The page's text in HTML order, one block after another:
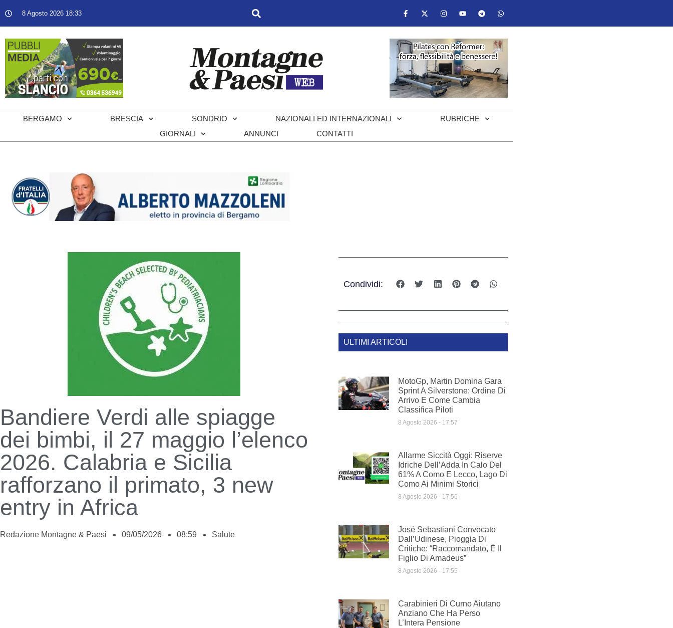
8 Agosto 2026 18:33
BERGAMO BRESCIA SONDRIO NAZIONALI ED INTERNAZIONALI
RUBRICHE
GIORNALI
ANNUNCI CONTATTI
Bandiere Verdi alle spiagge
dei bimbi, il 27 maggio l’elenco
2026. Calabria e Sicilia
rafforzano il primato, 3 new
entry in Africa
Redazione Montagne & Paesi 09/05/2026 08:59 Salute
Condividi:
ULTIMI ARTICOLI
MotoGp, Martin Domina Gara
Sprint A Silverstone: Ordine Di
Arrivo E Come Cambia
Classifica Piloti
8 Agosto 2026 17:57
Allarme Siccità Oggi: Riserve
Idriche Dell’Adda In Calo Del
61% A Como E Lecco, Lago Di
Como Ai Minimi Storici
8 Agosto 2026 17:56
José Sebastiani Convocato
Dall’Udinese, Pioggia Di
Critiche: “Raccomandato, È Il
Figlio Di Amadeus”
8 Agosto 2026 17:55
Carabinieri Di Curno Aiutano
Anziano Che Ha Perso
L’Intera Pensione